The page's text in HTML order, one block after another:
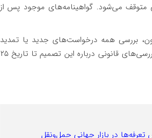
متوقف می‌شود. گواهینامه‌های موجود پس از
بررسی همه درخواست‌های جدید یا تمدید
گواهینامه‌های خلبانی دریایی روس‌ها را متوقف کرده است. مشورت و بررسی‌های قانونی درباره این تصمیم تا تاریخ ۲۵
در بازار جهانی حمل‌ونقل